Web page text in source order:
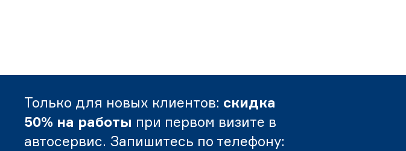
Только для новых клиентов: скидка
50% на работы при первом визите в
автосервис. Запишитесь по телефону: